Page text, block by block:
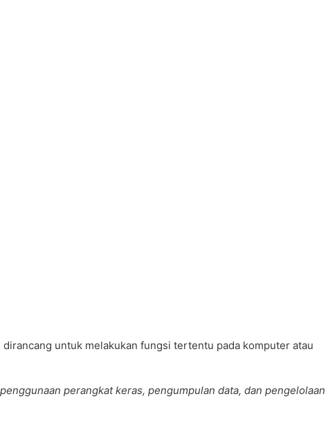
untuk melakukan fungsi tertentu pada komputer atau
perangkat keras, pengumpulan data, dan pengelolaan